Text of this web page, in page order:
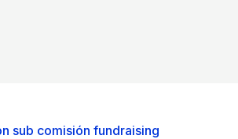
sub comisión fundraising